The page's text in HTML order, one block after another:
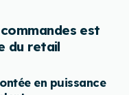
est
du retail
en puissance